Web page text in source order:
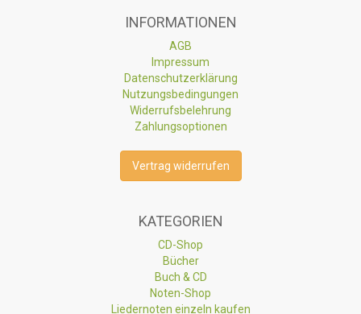
INFORMATIONEN
AGB
Impressum
Datenschutzerklärung
Nutzungsbedingungen
Widerrufsbelehrung
Zahlungsoptionen
Vertrag widerrufen
KATEGORIEN
CD-Shop
Bücher
Buch & CD
Noten-Shop
Liedernoten einzeln kaufen